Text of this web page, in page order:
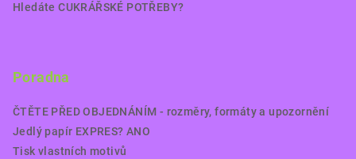
Hledáte CUKRÁŘSKÉ POTŘEBY?
Poradna
ČTĚTE PŘED OBJEDNÁNÍM - rozměry, formáty a upozornění
Jedlý papír EXPRES? ANO
Tisk vlastních motivů